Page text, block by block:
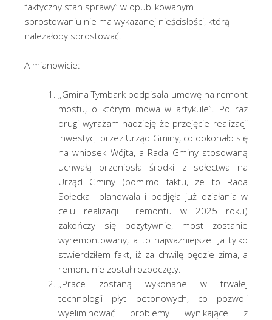
faktyczny stan sprawy” w opublikowanym
sprostowaniu nie ma wykazanej nieścisłości, którą
należałoby sprostować.
A mianowicie:
„Gmina Tymbark podpisała umowę na remont
mostu, o którym mowa w artykule”. Po raz
drugi wyrażam nadzieję że przejęcie realizacji
inwestycji przez Urząd Gminy, co dokonało się
na wniosek Wójta, a Rada Gminy stosowaną
uchwałą przeniosła środki z sołectwa na
Urząd Gminy (pomimo faktu, że to Rada
Sołecka planowała i podjęła już działania w
celu realizacji remontu w 2025 roku)
zakończy się pozytywnie, most zostanie
wyremontowany, a to najważniejsze. Ja tylko
stwierdziłem fakt, iż za chwilę będzie zima, a
remont nie został rozpoczęty.
„Prace zostaną wykonane w trwałej
technologii płyt betonowych, co pozwoli
wyeliminować problemy wynikające z